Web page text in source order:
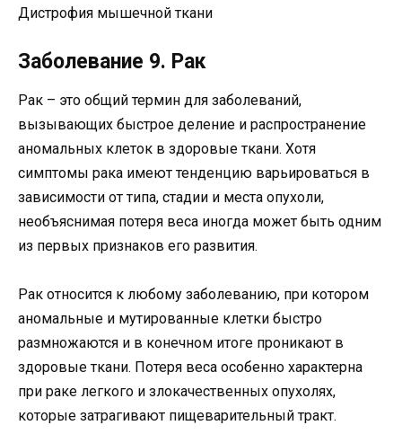
Дистрофия мышечной ткани
Заболевание 9. Рак
Рак – это общий термин для заболеваний,
вызывающих быстрое деление и распространение
аномальных клеток в здоровые ткани. Хотя
симптомы рака имеют тенденцию варьироваться в
зависимости от типа, стадии и места опухоли,
необъяснимая потеря веса иногда может быть одним
из первых признаков его развития.
Рак относится к любому заболеванию, при котором
аномальные и мутированные клетки быстро
размножаются и в конечном итоге проникают в
здоровые ткани. Потеря веса особенно характерна
при раке легкого и злокачественных опухолях,
которые затрагивают пищеварительный тракт.